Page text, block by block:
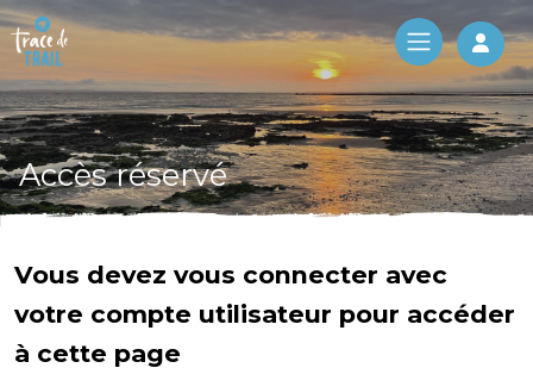
Log
Accès réservé
Vous devez vous connecter avec
votre compte utilisateur pour accéder
à cette page